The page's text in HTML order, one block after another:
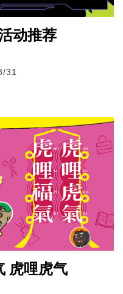
动推荐
31
虎哩虎气